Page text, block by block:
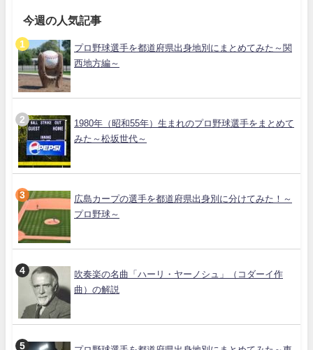
今週の人気記事
プロ野球選手を都道府県出身地別にまとめてみた～関
西地方編～
1980年（昭和55年）生まれのプロ野球選手をまとめて
みた～松坂世代～
広島カープの選手を都道府県出身別に分けてみた！～
プロ野球～
吹奏楽の名曲「ハーリ・ヤーノシュ」（コダーイ作
曲）の解説